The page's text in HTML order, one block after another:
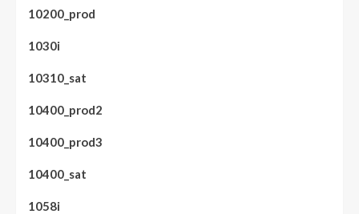
10200_prod
1030i
10310_sat
10400_prod2
10400_prod3
10400_sat
1058i